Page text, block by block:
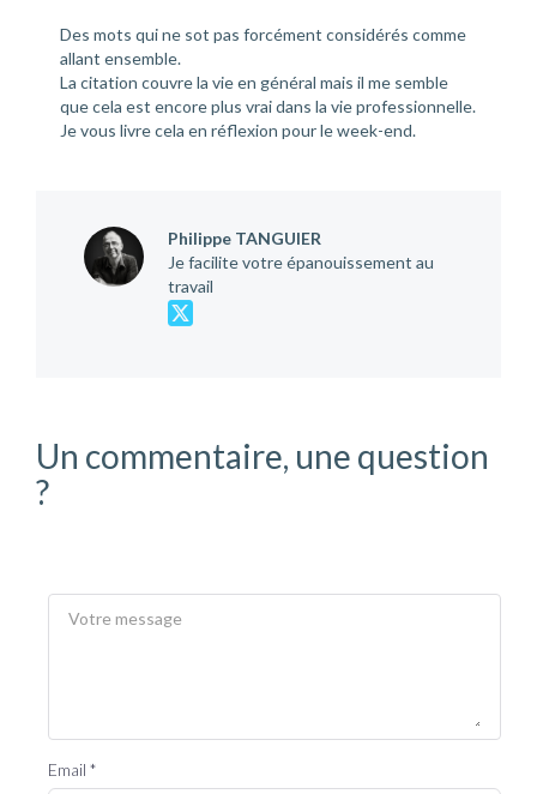
Des mots qui ne sot pas forcément considérés comme
allant ensemble.
La citation couvre la vie en général mais il me semble
que cela est encore plus vrai dans la vie professionnelle.
Je vous livre cela en réflexion pour le week-end.
Philippe TANGUIER
Je facilite votre épanouissement au
travail
Un commentaire, une question
?
Email *